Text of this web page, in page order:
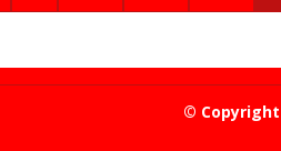
© Copyright